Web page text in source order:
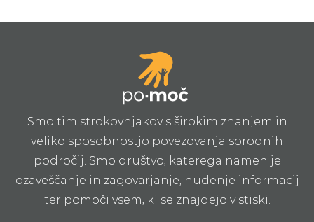
Smo tim strokovnjakov s širokim znanjem in
veliko sposobnostjo povezovanja sorodnih
področij. Smo društvo, katerega namen je
ozaveščanje in zagovarjanje, nudenje informacij
ter pomoči vsem, ki se znajdejo v stiski.